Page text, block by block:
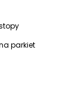
parkiet